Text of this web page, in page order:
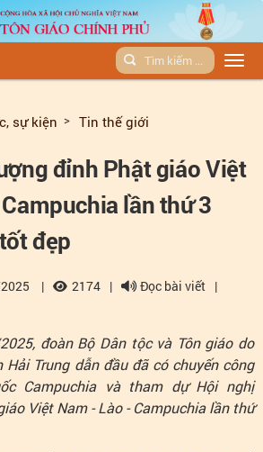
sự kiện Tin thế giới
đỉnh Phật giáo Việt
lần thứ 3
đẹp
| 2174 | Đọc bài viết |
đoàn Bộ Dân tộc và Tôn giáo do
Hải Trung dẫn đầu đã có chuyến công
Campuchia và tham dự Hội nghị
Việt Nam - Lào - Campuchia lần thứ